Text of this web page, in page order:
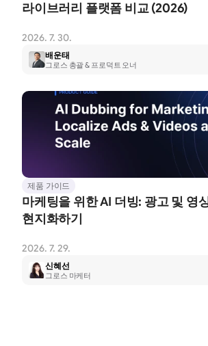
라이브러리 플랫폼 비교 (2026)
2026. 7. 30.
배운태
그로스 총괄 & 프로덕트 오너
제품 가이드
마케팅을 위한 AI 더빙: 광고 및 영
현지화하기
2026. 7. 29.
신혜선
그로스 마케터